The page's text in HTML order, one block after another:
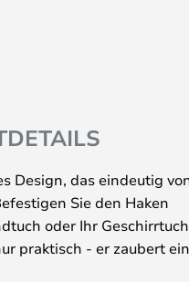
Design, das eindeutig
Sie den Haken
oder Ihr Geschirrtuch
praktisch - er zaubert ein